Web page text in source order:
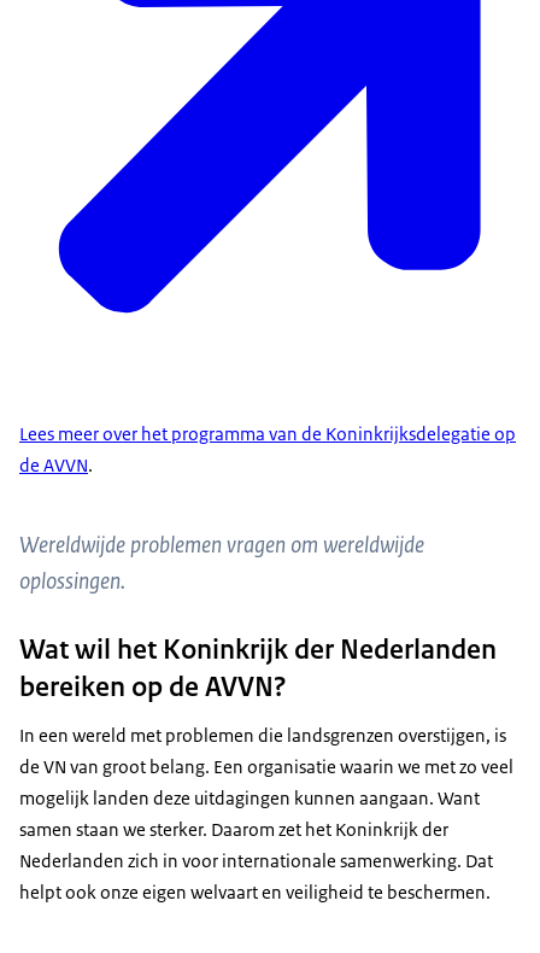
Lees meer over het programma van de Koninkrijksdelegatie op
de AVVN.
Wereldwijde problemen vragen om wereldwijde
oplossingen.
Wat wil het Koninkrijk der Nederlanden
bereiken op de AVVN?
In een wereld met problemen die landsgrenzen overstijgen, is
de VN van groot belang. Een organisatie waarin we met zo veel
mogelijk landen deze uitdagingen kunnen aangaan. Want
samen staan we sterker. Daarom zet het Koninkrijk der
Nederlanden zich in voor internationale samenwerking. Dat
helpt ook onze eigen welvaart en veiligheid te beschermen.